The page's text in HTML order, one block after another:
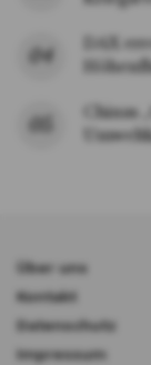
DAX
Chinas
Über uns
Kontakt
Datenschutz
Impressum